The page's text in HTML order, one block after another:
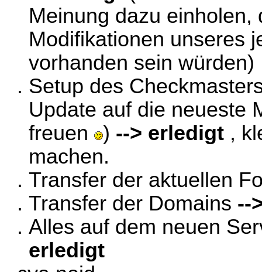
Meinung dazu
Modifikationen unseres
vorhanden sein würden)
Setup des
Update auf die neueste
freuen ) --> erledigt ,
machen.
Transfer der aktuellen
Transfer der Domains --
Alles auf dem neuen
erledigt